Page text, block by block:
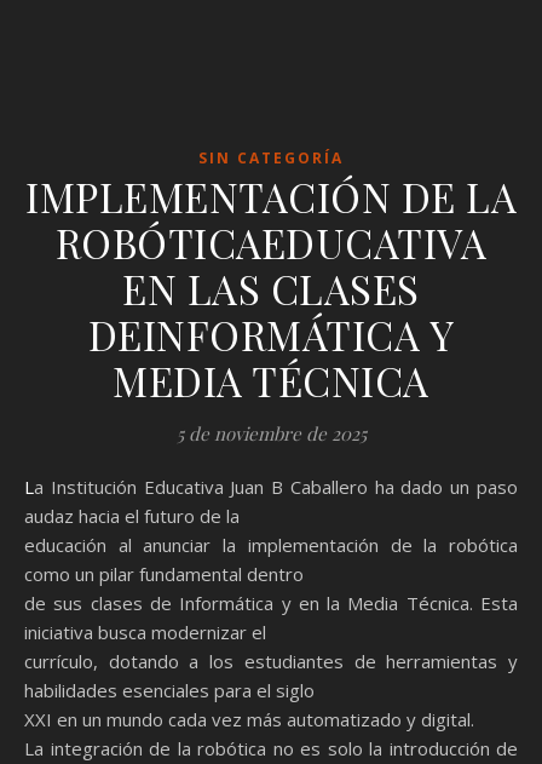
SIN CATEGORÍA
IMPLEMENTACIÓN DE LA
ROBÓTICAEDUCATIVA
EN LAS CLASES
DEINFORMÁTICA Y
MEDIA TÉCNICA
5 de noviembre de 2025
La Institución Educativa Juan B Caballero ha dado un paso
audaz hacia el futuro de la
educación al anunciar la implementación de la robótica
como un pilar fundamental dentro
de sus clases de Informática y en la Media Técnica. Esta
iniciativa busca modernizar el
currículo, dotando a los estudiantes de herramientas y
habilidades esenciales para el siglo
XXI en un mundo cada vez más automatizado y digital.
La integración de la robótica no es solo la introducción de